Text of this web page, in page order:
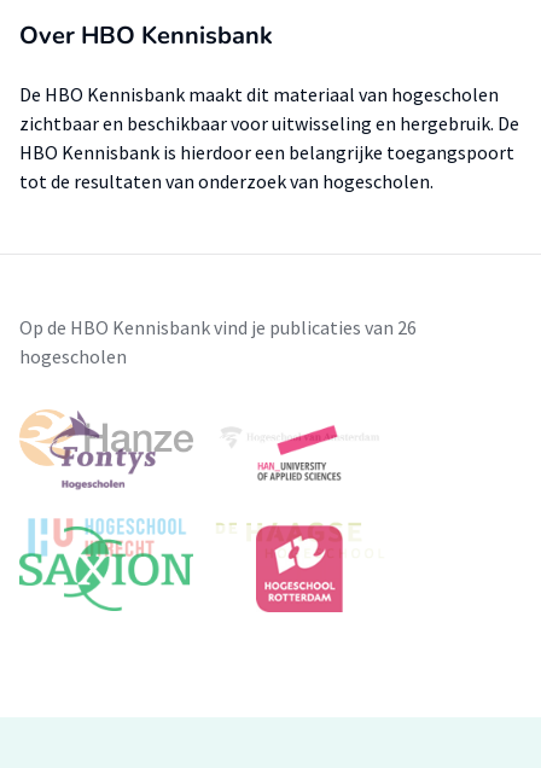
Over HBO Kennisbank
De HBO Kennisbank maakt dit materiaal van hogescholen
zichtbaar en beschikbaar voor uitwisseling en hergebruik. De
HBO Kennisbank is hierdoor een belangrijke toegangspoort
tot de resultaten van onderzoek van hogescholen.
Op de HBO Kennisbank vind je publicaties van 26
hogescholen